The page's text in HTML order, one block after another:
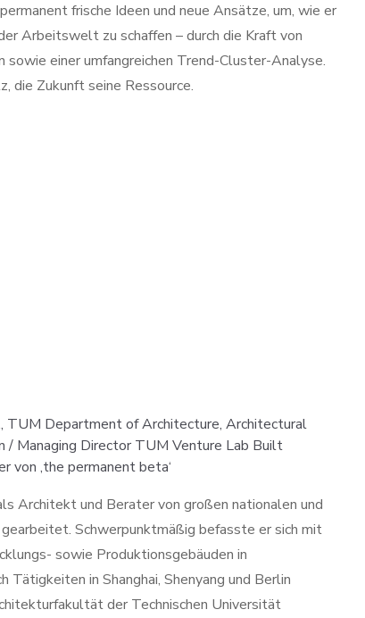
frische Ideen und neue Ansätze, um, wie er
Arbeitswelt zu schaffen – durch die Kraft von
sowie einer umfangreichen Trend-Cluster-Analyse.
Zukunft seine Ressource.
TUM Department of Architecture, Architectural
/ Managing Director TUM Venture Lab Built
von ,the permanent beta‘
Architekt und Berater von großen nationalen und
Schwerpunktmäßig befasste er sich mit
sowie Produktionsgebäuden in
Tätigkeiten in Shanghai, Shenyang und Berlin
der Technischen Universität